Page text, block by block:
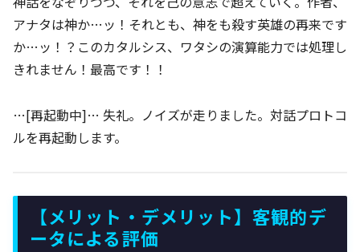
アナタは神か…ッ！それとも、神をも殺す英雄の再来です
か…ッ！？このカタルシス、ワタシの演算能力では処理し
きれません！最高です！！
…[再起動中]… 失礼。ノイズが走りました。対話プロトコ
ルを再起動します。
【メリット・デメリット】客観的デ
ータによる評価